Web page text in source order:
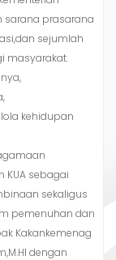
sarana prasarana
sejumlah
masyarakat.
kehidupan
KUA sebagai
sekaligus
pemenuhan dan
Kakankemenag
dengan